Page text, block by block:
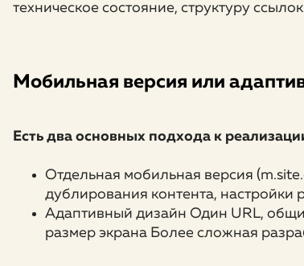
техническое состояние, структуру
Мобильная версия или
Есть два основных подхода к
Отдельная мобильная версия
дублирования контента, настройки
Адаптивный дизайн Один URL,
размер экрана Более сложная